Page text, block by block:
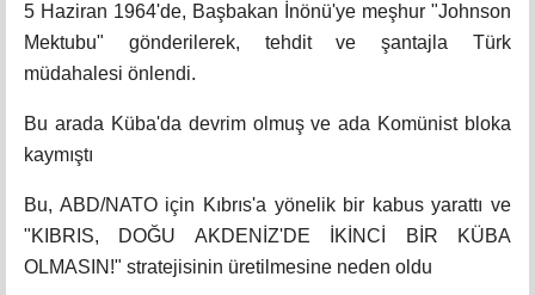
5 Haziran 1964'de, Başbakan İnönü'ye meşhur "Johnson
Mektubu" gönderilerek, tehdit ve şantajla Türk
müdahalesi önlendi.
Bu arada Küba'da devrim olmuş ve ada Komünist bloka
kaymıştı
Bu, ABD/NATO için Kıbrıs'a yönelik bir kabus yarattı ve
"KIBRIS, DOĞU AKDENİZ'DE İKİNCİ BİR KÜBA
OLMASIN!" stratejisinin üretilmesine neden oldu